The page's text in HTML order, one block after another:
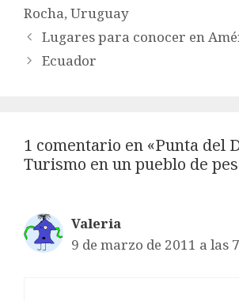
Rocha, Uruguay
Lugares para conocer en
Ecuador
1 comentario en «Punta del
Turismo en un pueblo de
Valeria
9 de marzo de 2011 a las